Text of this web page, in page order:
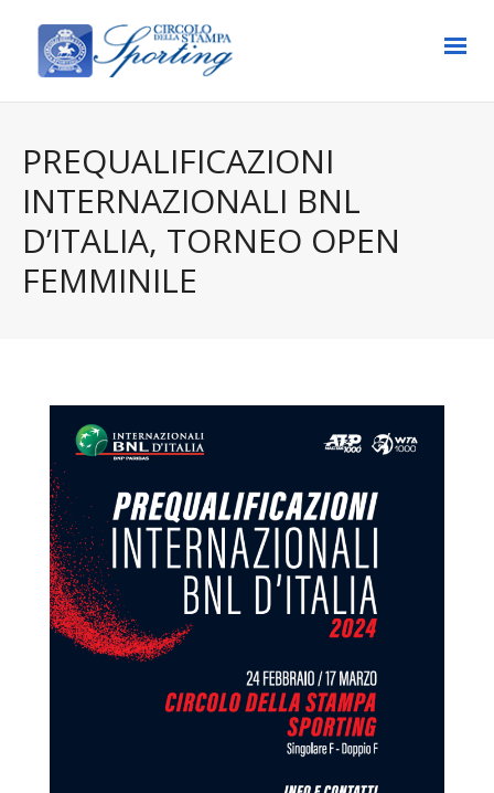
PREQUALIFICAZIONI
INTERNAZIONALI BNL
D’ITALIA, TORNEO OPEN
FEMMINILE